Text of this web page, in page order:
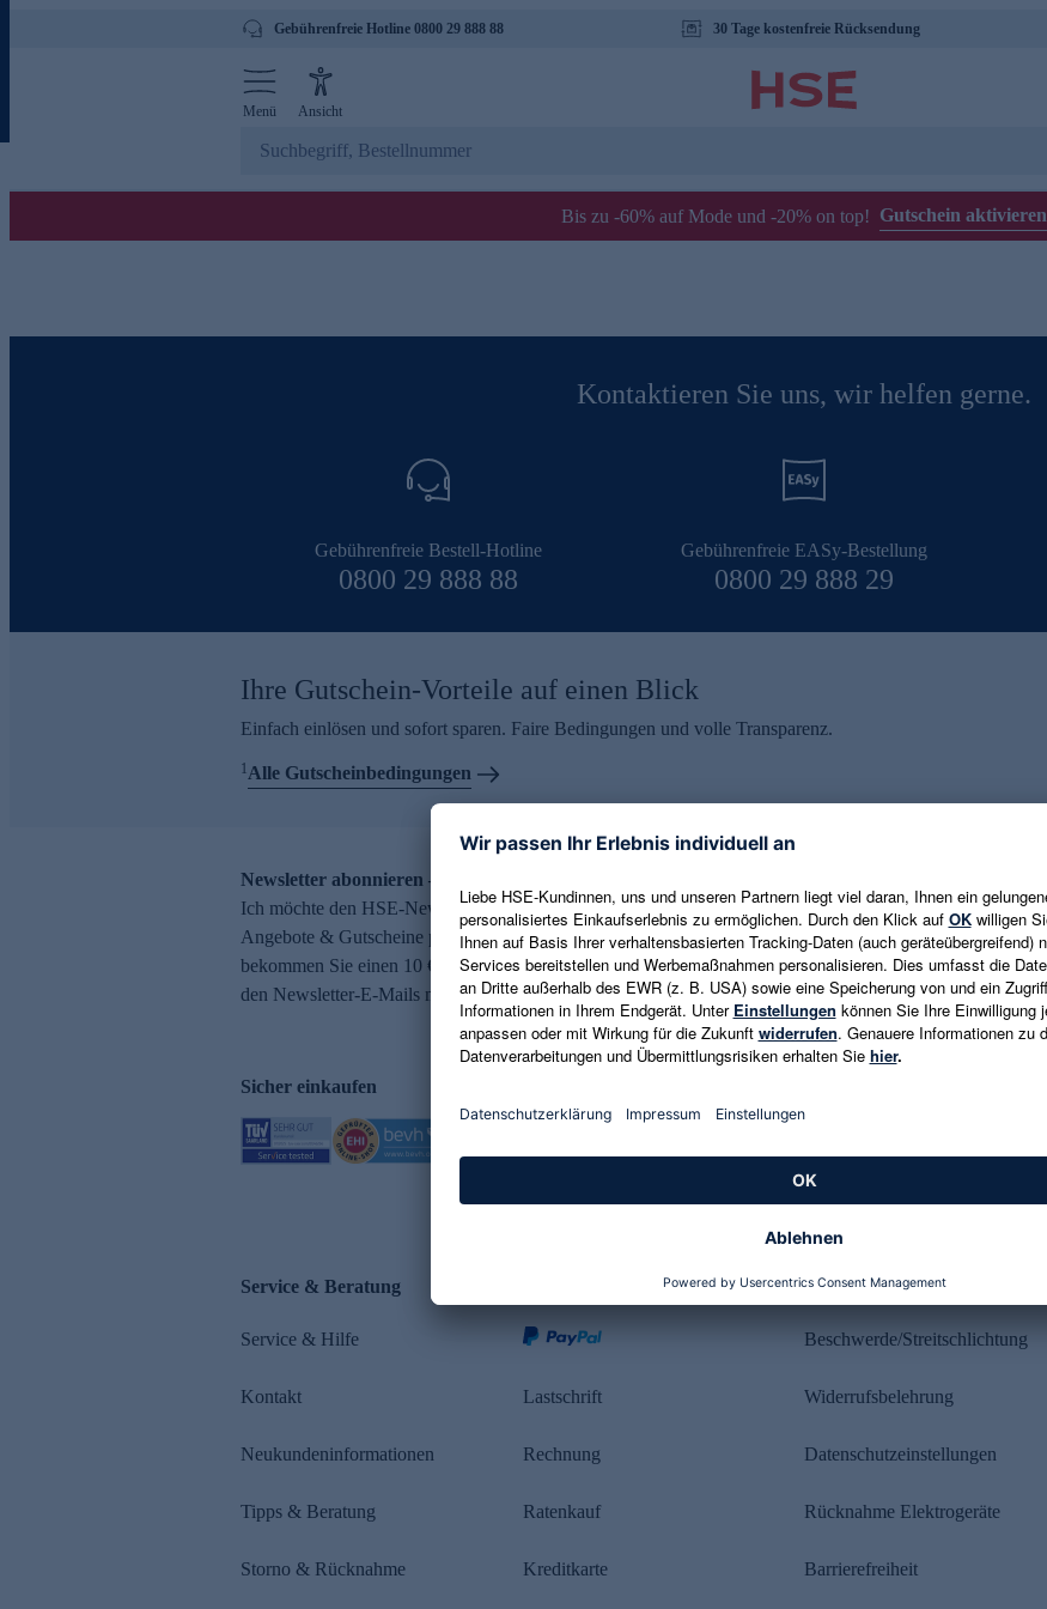
Gebührenfreie Hotline 0800 29 888 88 30 Tage kostenfreie Rücksendung
Menü Ansicht
Bis zu -60% auf Mode und -20% on top! Gutschein aktivieren
Kontaktieren Sie uns, wir helfen gerne.
Gebührenfreie Bestell-Hotline
0800 29 888 88
Gebührenfreie EASy-Bestellung
0800 29 888 29
Ihre Gutschein-Vorteile auf einen Blick
Einfach einlösen und sofort sparen. Faire Bedingungen und volle Transparenz.
1Alle Gutscheinbedingungen
Newsletter abonnieren – 10 € Gutschein erhalten
Ich möchte den HSE-Newsletter abonnieren und aktuelle Trends,
Angebote & Gutscheine per E-Mail erhalten. Als Dankeschön
bekommen Sie einen 10 € Gutschein. Eine Abmeldung ist jederzeit in
den Newsletter-E-Mails möglich.
E-Mail-Adresse eingeben
Es gelten die Datenschutzrichtlinien
Sicher einkaufen
Service & Beratung
Service & Hilfe
Kontakt
Neukundeninformationen
Tipps & Beratung
Storno & Rücknahme
Lastschrift
Rechnung
Ratenkauf
Kreditkarte
Rechtliches
Beschwerde/Streitschlichtung
Widerrufsbelehrung
Datenschutzeinstellungen
Rücknahme Elektrogeräte
Barrierefreiheit